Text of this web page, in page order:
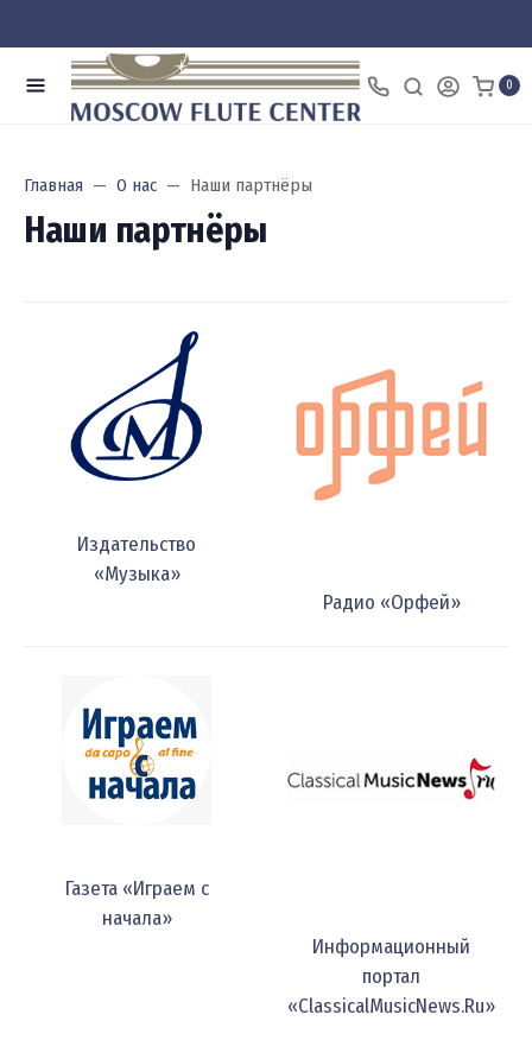
0
Главная О нас Наши партнёры
Наши партнёры
Издательство
«Музыка»
Радио «Орфей»
Газета «Играем с
начала»
Информационный
портал
«ClassicalMusicNews.Ru»